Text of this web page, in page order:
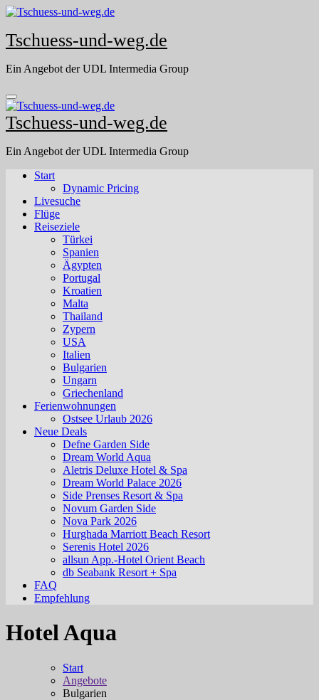
Skip
content
Tschuess-und-weg.de
Ein Angebot der UDL Intermedia Group
Tschuess-und-weg.de
Ein Angebot der UDL Intermedia Group
Start
Dynamic Pricing
Livesuche
Flüge
Reiseziele
Türkei
Spanien
Ägypten
Portugal
Kroatien
Malta
Thailand
Zypern
USA
Italien
Bulgarien
Ungarn
Griechenland
Ferienwohnungen
Ostsee Urlaub 2026
Neue Deals
Defne Garden Side
Dream World Aqua
Aletris Deluxe Hotel & Spa
Dream World Palace 2026
Side Prenses Resort & Spa
Novum Garden Side
Nova Park 2026
Hurghada Marriott Beach Resort
Serenis Hotel 2026
allsun App.-Hotel Orient Beach
db Seabank Resort + Spa
FAQ
Empfehlung
Hotel Aqua
Start
Angebote
Bulgarien